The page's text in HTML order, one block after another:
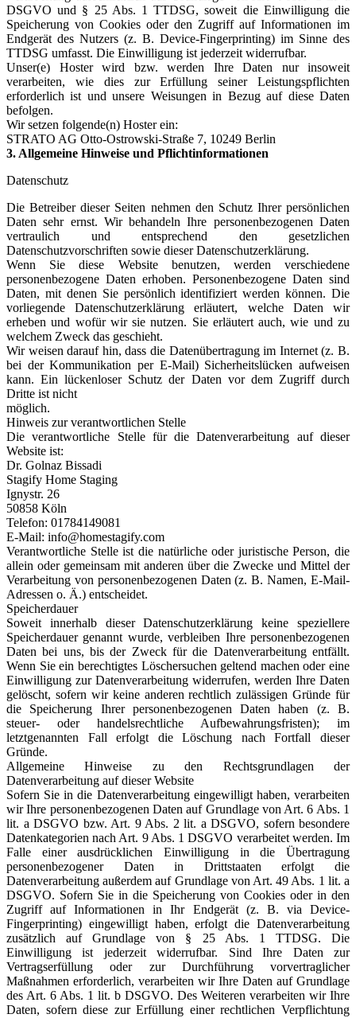
DSGVO und § 25 Abs. 1 TTDSG, soweit die Einwilligung die
Speicherung von Cookies oder den Zugriff auf Informationen im
Endgerät des Nutzers (z. B. Device-Fingerprinting) im Sinne des
TTDSG umfasst. Die Einwilligung ist jederzeit widerrufbar.
Unser(e) Hoster wird bzw. werden Ihre Daten nur insoweit
verarbeiten, wie dies zur Erfüllung seiner Leistungspflichten
erforderlich ist und unsere Weisungen in Bezug auf diese Daten
befolgen.
Wir setzen folgende(n) Hoster ein:
STRATO AG Otto-Ostrowski-Straße 7, 10249 Berlin
3. Allgemeine Hinweise und Pflichtinformationen
Datenschutz
Die Betreiber dieser Seiten nehmen den Schutz Ihrer persönlichen
Daten sehr ernst. Wir behandeln Ihre personenbezogenen Daten
vertraulich und entsprechend den gesetzlichen
Datenschutzvorschriften sowie dieser Datenschutzerklärung.
Wenn Sie diese Website benutzen, werden verschiedene
personenbezogene Daten erhoben. Personenbezogene Daten sind
Daten, mit denen Sie persönlich identifiziert werden können. Die
vorliegende Datenschutzerklärung erläutert, welche Daten wir
erheben und wofür wir sie nutzen. Sie erläutert auch, wie und zu
welchem Zweck das geschieht.
Wir weisen darauf hin, dass die Datenübertragung im Internet (z. B.
bei der Kommunikation per E-Mail) Sicherheitslücken aufweisen
kann. Ein lückenloser Schutz der Daten vor dem Zugriff durch
Dritte ist nicht
möglich.
Hinweis zur verantwortlichen Stelle
Die verantwortliche Stelle für die Datenverarbeitung auf dieser
Website ist:
Dr. Golnaz Bissadi
Stagify Home Staging
Ignystr. 26
50858 Köln
Telefon: 01784149081
E-Mail: info@homestagify.com
Verantwortliche Stelle ist die natürliche oder juristische Person, die
allein oder gemeinsam mit anderen über die Zwecke und Mittel der
Verarbeitung von personenbezogenen Daten (z. B. Namen, E-Mail-
Adressen o. Ä.) entscheidet.
Speicherdauer
Soweit innerhalb dieser Datenschutzerklärung keine speziellere
Speicherdauer genannt wurde, verbleiben Ihre personenbezogenen
Daten bei uns, bis der Zweck für die Datenverarbeitung entfällt.
Wenn Sie ein berechtigtes Löschersuchen geltend machen oder eine
Einwilligung zur Datenverarbeitung widerrufen, werden Ihre Daten
gelöscht, sofern wir keine anderen rechtlich zulässigen Gründe für
die Speicherung Ihrer personenbezogenen Daten haben (z. B.
steuer- oder handelsrechtliche Aufbewahrungsfristen); im
letztgenannten Fall erfolgt die Löschung nach Fortfall dieser
Gründe.
Allgemeine Hinweise zu den Rechtsgrundlagen der
Datenverarbeitung auf dieser Website
Sofern Sie in die Datenverarbeitung eingewilligt haben, verarbeiten
wir Ihre personenbezogenen Daten auf Grundlage von Art. 6 Abs. 1
lit. a DSGVO bzw. Art. 9 Abs. 2 lit. a DSGVO, sofern besondere
Datenkategorien nach Art. 9 Abs. 1 DSGVO verarbeitet werden. Im
Falle einer ausdrücklichen Einwilligung in die Übertragung
personenbezogener Daten in Drittstaaten erfolgt die
Datenverarbeitung außerdem auf Grundlage von Art. 49 Abs. 1 lit. a
DSGVO. Sofern Sie in die Speicherung von Cookies oder in den
Zugriff auf Informationen in Ihr Endgerät (z. B. via Device-
Fingerprinting) eingewilligt haben, erfolgt die Datenverarbeitung
zusätzlich auf Grundlage von § 25 Abs. 1 TTDSG. Die
Einwilligung ist jederzeit widerrufbar. Sind Ihre Daten zur
Vertragserfüllung oder zur Durchführung vorvertraglicher
Maßnahmen erforderlich, verarbeiten wir Ihre Daten auf Grundlage
des Art. 6 Abs. 1 lit. b DSGVO. Des Weiteren verarbeiten wir Ihre
Daten, sofern diese zur Erfüllung einer rechtlichen Verpflichtung